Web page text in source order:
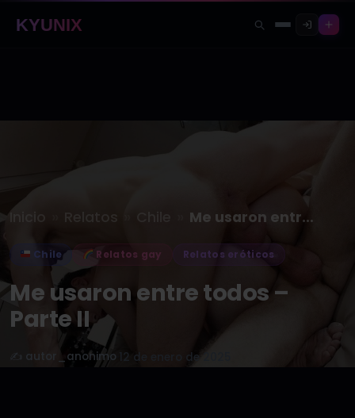
KYUNIX
Inicio Me usaron entre todos – Parte…
Chile Relatos gay Relatos eróticos
Me usaron entre todos –
Parte II
✍️ autor_anonimo 12 de enero de 2025